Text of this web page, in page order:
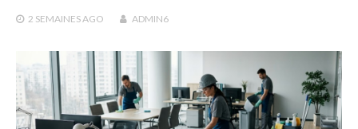
2 SEMAINESAGO ADMIN6